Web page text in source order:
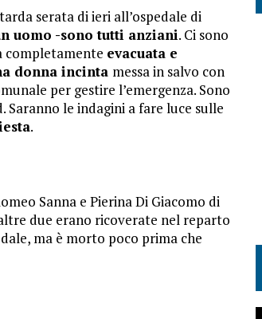
serata di ieri all’ospedale di
uomo -sono tutti anziani. Ci sono
completamente evacuata e
donna incinta messa in salvo con
per gestire l’emergenza. Sono
le indagini a fare luce sulle
.
Sanna e Pierina Di Giacomo di
due erano ricoverate nel reparto
ma è morto poco prima che